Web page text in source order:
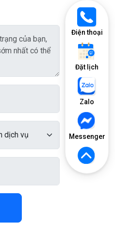
Điện thoại
Đặt lịch
Zalo
Messenger